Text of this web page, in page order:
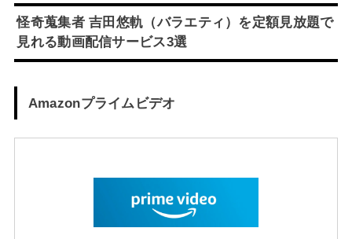
怪奇蒐集者 吉田悠軌（バラエティ）を定額見放題で
見れる動画配信サービス3選
Amazonプライムビデオ